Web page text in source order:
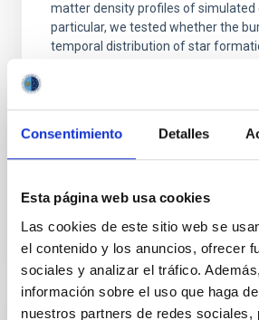
Consentimiento Detalles
Esta página web usa cookies
Las cookies de este sitio web se
el contenido y los anuncios, ofrecer
sociales y analizar el tráfico.
información sobre el uso que haga
nuestros partners de redes sociales,
matter density profiles of simulated
particular, we tested whether the
temporal distribution of star
BIBCODE
NÚMERO DE CITAS 1